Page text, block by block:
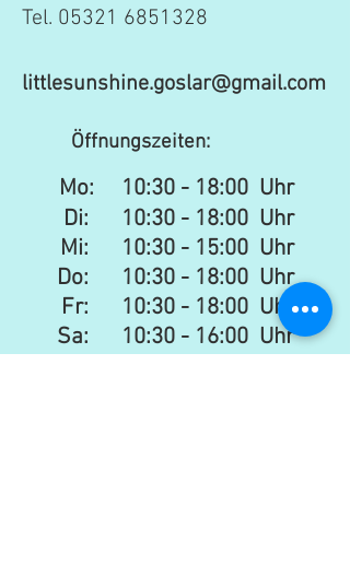
Tel. 05321 6851328
littlesunshine.goslar@gmail.com
Öffnungszeiten:
Mo: 10:30 - 18:00 Uhr
Di: 10:30 - 18:00 Uhr
Mi: 10:30 - 15:00 Uhr​​
Do: 10:30 - 18:00 Uhr
Fr: 10:30 - 18:00 Uhr
Sa: 10:30 - 16:00 Uhr